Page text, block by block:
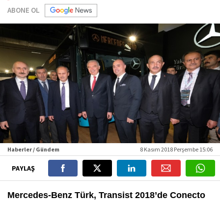
ABONE OL
Haberler / Gündem 8 Kasım 2018 Perşembe 15:06
PAYLAŞ
Mercedes-Benz Türk, Transist 2018’de Conecto